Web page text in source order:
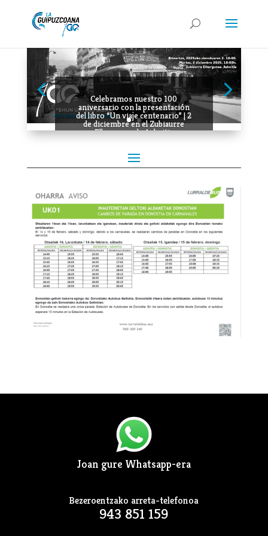
Celebramos nuestro 100
aniversario con la presentación
del libro “Un viaje centenario” | 2
de diciembre en el Zubiaurre
Elkargunea de Azkoitia
Joan gure Whatsapp-era
Bezeroentzako arreta-telefonoa
943 851 159